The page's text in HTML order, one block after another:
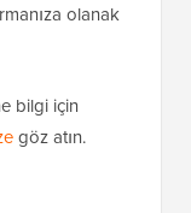
olanak
bilgi için
göz atın.